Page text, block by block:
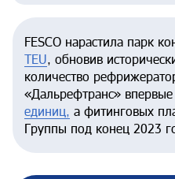
FESCO нарастила парк
TEU, обновив
количество
«Дальрефтранс» впервые
единиц, а фитинговых
Группы под конец 2023